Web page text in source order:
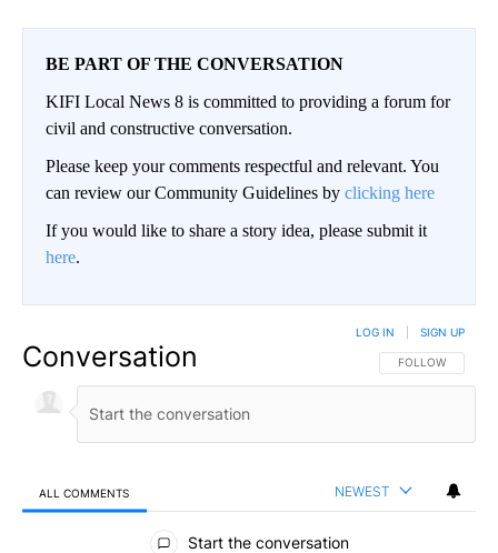
BE PART OF THE CONVERSATION
KIFI Local News 8 is committed to providing a forum for
civil and constructive conversation.
Please keep your comments respectful and relevant. You
can review our Community Guidelines by clicking here
If you would like to share a story idea, please submit it
here.
Conversation FOLLOW THIS
FOLLOW
LOG IN SIGN UP
ALL COMMENTS NEWEST
All Comments
Start the conversation